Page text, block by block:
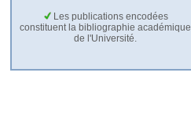
Les publications encodées
constituent la bibliographie académique
de l'Université.